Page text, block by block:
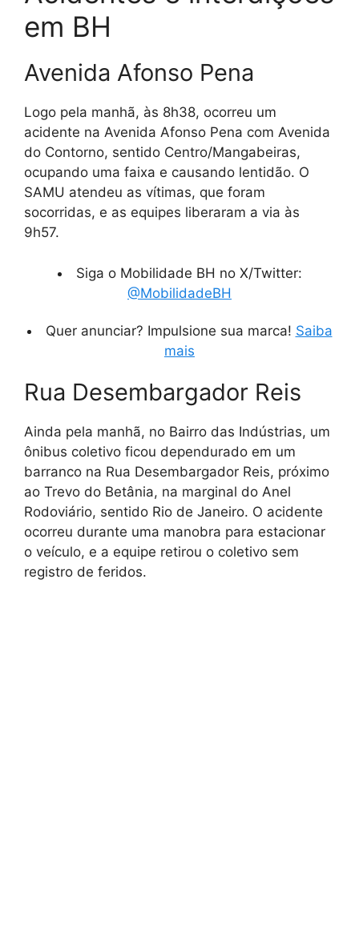
em BH
Avenida Afonso Pena
Logo pela manhã, às 8h38, ocorreu um
acidente na Avenida Afonso Pena com Avenida
do Contorno, sentido Centro/Mangabeiras,
ocupando uma faixa e causando lentidão. O
SAMU atendeu as vítimas, que foram
socorridas, e as equipes liberaram a via às
9h57.
Siga o Mobilidade BH no X/Twitter:
@MobilidadeBH
Quer anunciar? Impulsione sua marca! Saiba
mais
Rua Desembargador Reis
Ainda pela manhã, no Bairro das Indústrias, um
ônibus coletivo ficou dependurado em um
barranco na Rua Desembargador Reis, próximo
ao Trevo do Betânia, na marginal do Anel
Rodoviário, sentido Rio de Janeiro. O acidente
ocorreu durante uma manobra para estacionar
o veículo, e a equipe retirou o coletivo sem
registro de feridos.